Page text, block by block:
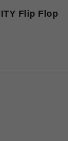
Flip Flop